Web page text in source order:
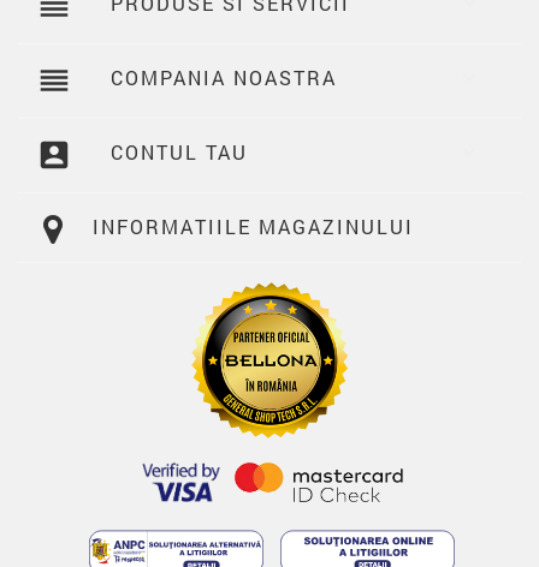
reorder COMPANIA NOASTRA
account_box CONTUL TAU
INFORMATIILE MAGAZINULUI